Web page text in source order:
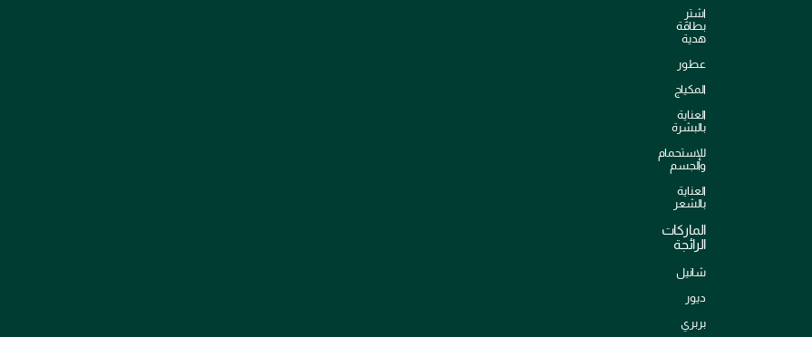
اشترِ
بطاقة
هدية
عطور
المكياج
العناية
بالبشرة
للإستحمام
والجسم
العناية
بالشعر
الماركات
الرائجة
شانيل
ديور
بربري